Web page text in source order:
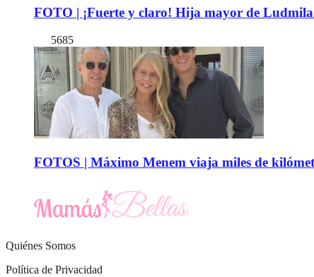
FOTO | ¡Fuerte y claro! Hija mayor de
5685
FOTOS | Máximo Menem viaja miles de
Quiénes Somos
Política de Privacidad